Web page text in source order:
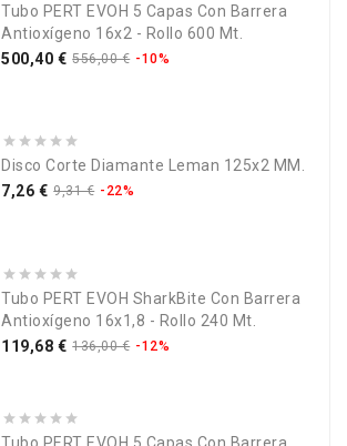
Tubo PERT EVOH 5 Capas Con Barrera
Antioxígeno 16x2 - Rollo 600 Mt.
500,40 € 556,00 € -10%
Disco Corte Diamante Leman 125x2 MM.
7,26 € 9,31 € -22%
Tubo PERT EVOH SharkBite Con Barrera
Antioxígeno 16x1,8 - Rollo 240 Mt.
119,68 € 136,00 € -12%